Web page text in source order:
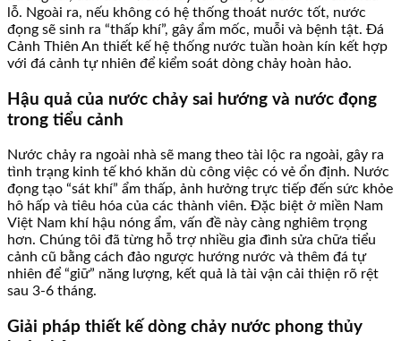
lỗ. Ngoài ra, nếu không có hệ thống thoát nước tốt, nước
đọng sẽ sinh ra “thấp khí”, gây ẩm mốc, muỗi và bệnh tật. Đá
Cảnh Thiên An thiết kế hệ thống nước tuần hoàn kín kết hợp
với đá cảnh tự nhiên để kiểm soát dòng chảy hoàn hảo.
Hậu quả của nước chảy sai hướng và nước đọng
trong tiểu cảnh
Nước chảy ra ngoài nhà sẽ mang theo tài lộc ra ngoài, gây ra
tình trạng kinh tế khó khăn dù công việc có vẻ ổn định. Nước
đọng tạo “sát khí” ẩm thấp, ảnh hưởng trực tiếp đến sức khỏe
hô hấp và tiêu hóa của các thành viên. Đặc biệt ở miền Nam
Việt Nam khí hậu nóng ẩm, vấn đề này càng nghiêm trọng
hơn. Chúng tôi đã từng hỗ trợ nhiều gia đình sửa chữa tiểu
cảnh cũ bằng cách đảo ngược hướng nước và thêm đá tự
nhiên để “giữ” năng lượng, kết quả là tài vận cải thiện rõ rệt
sau 3-6 tháng.
Giải pháp thiết kế dòng chảy nước phong thủy